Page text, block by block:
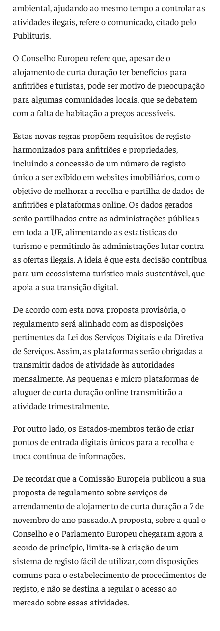
ambiental, ajudando ao mesmo tempo a controlar as
atividades ilegais, refere o comunicado, citado pelo
Publituris.
O Conselho Europeu refere que, apesar de o
alojamento de curta duração ter benefícios para
anfitriões e turistas, pode ser motivo de preocupação
para algumas comunidades locais, que se debatem
com a falta de habitação a preços acessíveis.
Estas novas regras propõem requisitos de registo
harmonizados para anfitriões e propriedades,
incluindo a concessão de um número de registo
único a ser exibido em websites imobiliários, com o
objetivo de melhorar a recolha e partilha de dados de
anfitriões e plataformas online. Os dados gerados
serão partilhados entre as administrações públicas
em toda a UE, alimentando as estatísticas do
turismo e permitindo às administrações lutar contra
as ofertas ilegais. A ideia é que esta decisão contribua
para um ecossistema turístico mais sustentável, que
apoia a sua transição digital.
De acordo com esta nova proposta provisória, o
regulamento será alinhado com as disposições
pertinentes da Lei dos Serviços Digitais e da Diretiva
de Serviços. Assim, as plataformas serão obrigadas a
transmitir dados de atividade às autoridades
mensalmente. As pequenas e micro plataformas de
aluguer de curta duração online transmitirão a
atividade trimestralmente.
Por outro lado, os Estados-membros terão de criar
pontos de entrada digitais únicos para a recolha e
troca contínua de informações.
De recordar que a Comissão Europeia publicou a sua
proposta de regulamento sobre serviços de
arrendamento de alojamento de curta duração a 7 de
novembro do ano passado. A proposta, sobre a qual o
Conselho e o Parlamento Europeu chegaram agora a
acordo de princípio, limita-se à criação de um
sistema de registo fácil de utilizar, com disposições
comuns para o estabelecimento de procedimentos de
registo, e não se destina a regular o acesso ao
mercado sobre essas atividades.